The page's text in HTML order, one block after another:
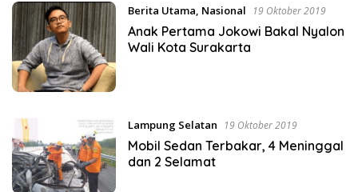
Berita Utama, Nasional 19 Oktober 2019
Anak Pertama Jokowi Bakal Nyalon
Wali Kota Surakarta
Lampung Selatan 19 Oktober 2019
Mobil Sedan Terbakar, 4 Meninggal
dan 2 Selamat